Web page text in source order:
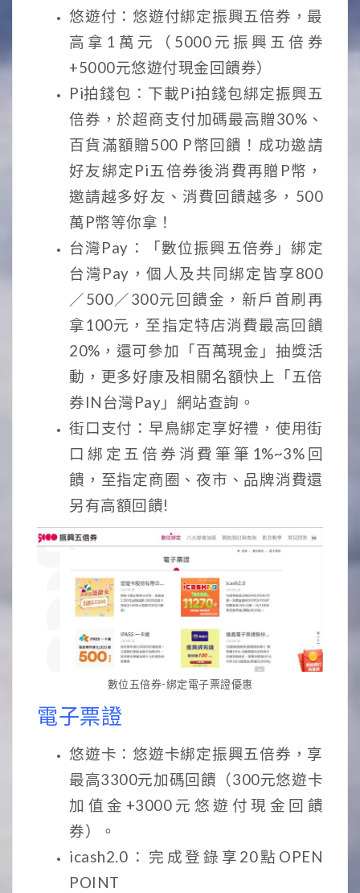
悠遊付：悠遊付綁定振興五倍券，最
高拿1萬元（5000元振興五倍券
+5000元悠遊付現金回饋券）
Pi拍錢包：下載Pi拍錢包綁定振興五
倍券，於超商支付加碼最高贈30%、
百貨滿額贈500 P幣回饋！成功邀請
好友綁定Pi五倍券後消費再贈P幣，
邀請越多好友、消費回饋越多，500
萬P幣等你拿！
台灣Pay：「數位振興五倍券」綁定
台灣Pay，個人及共同綁定皆享800
／500／300元回饋金，新戶首刷再
拿100元，至指定特店消費最高回饋
20%，還可參加「百萬現金」抽獎活
動，更多好康及相關名額快上「五倍
券IN台灣Pay」網站查詢。
街口支付：早鳥綁定享好禮，使用街
口綁定五倍券消費筆筆1%~3%回
饋，至指定商圈、夜市、品牌消費還
另有高額回饋!
數位五倍券-綁定電子票證優惠
電子票證
悠遊卡：悠遊卡綁定振興五倍券，享
最高3300元加碼回饋（300元悠遊卡
加值金+3000元悠遊付現金回饋
券）。
icash2.0：完成登錄享20點OPEN
POINT